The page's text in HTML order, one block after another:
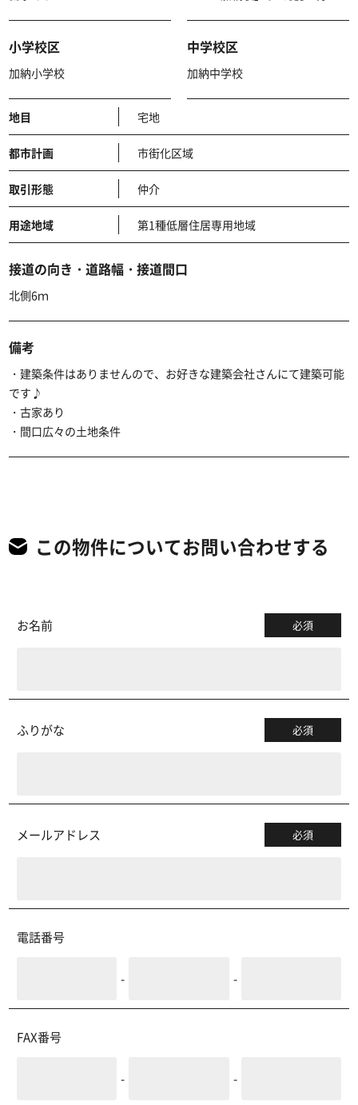
小学校区
加納小学校
中学校区
加納中学校
地目 宅地
都市計画 市街化区域
取引形態 仲介
用途地域 第1種低層住居専用地域
接道の向き・道路幅・接道間口
北側6ｍ
備考
・建築条件はありませんので、お好きな建築会社さんにて建築可能
です♪
・古家あり
・間口広々の土地条件
この物件についてお問い合わせする
お名前 必須
ふりがな 必須
メールアドレス 必須
電話番号
- -
FAX番号
- -